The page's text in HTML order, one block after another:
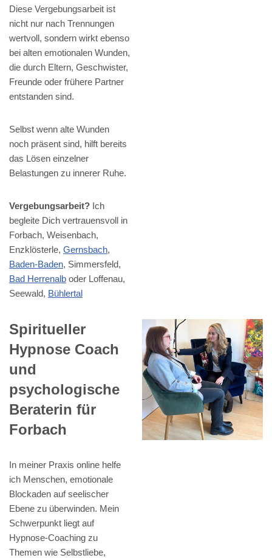
Diese Vergebungsarbeit ist
nicht nur nach Trennungen
wertvoll, sondern wirkt ebenso
bei alten emotionalen Wunden,
die durch Eltern, Geschwister,
Freunde oder frühere Partner
entstanden sind.
Selbst wenn alte Wunden
noch präsent sind, hilft bereits
das Lösen einzelner
Belastungen zu innerer Ruhe.
Vergebungsarbeit? Ich
begleite Dich vertrauensvoll in
Forbach, Weisenbach,
Enzklösterle, Gernsbach,
Baden-Baden, Simmersfeld,
Bad Herrenalb oder Loffenau,
Seewald, Bühlertal
Spiritueller
Hypnose Coach
und
psychologische
Beraterin für
Forbach
In meiner Praxis online helfe
ich Menschen, emotionale
Blockaden auf seelischer
Ebene zu überwinden. Mein
Schwerpunkt liegt auf
Hypnose-Coaching zu
Themen wie Selbstliebe,